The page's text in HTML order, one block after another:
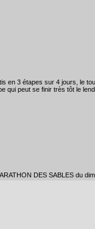
en 3 étapes sur 4 jours, le
qui peut se finir très tôt le
DES SABLES du